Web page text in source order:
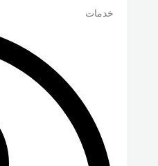
خدمات